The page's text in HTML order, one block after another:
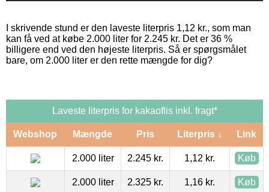
I skrivende stund er den laveste literpris 1,12 kr., som man
kan få ved at købe 2.000 liter for 2.245 kr. Det er 36 %
billigere end ved den højeste literpris. Så er spørgsmålet
bare, om 2.000 liter er den rette mængde for dig?
Laveste literpris for kakaoflis inkl. fragt*
Webshop Mængde Pris Literpris ↓ Link
2.000 liter 2.245 kr. 1,12 kr. Køb
2.000 liter 2.325 kr. 1,16 kr. Køb